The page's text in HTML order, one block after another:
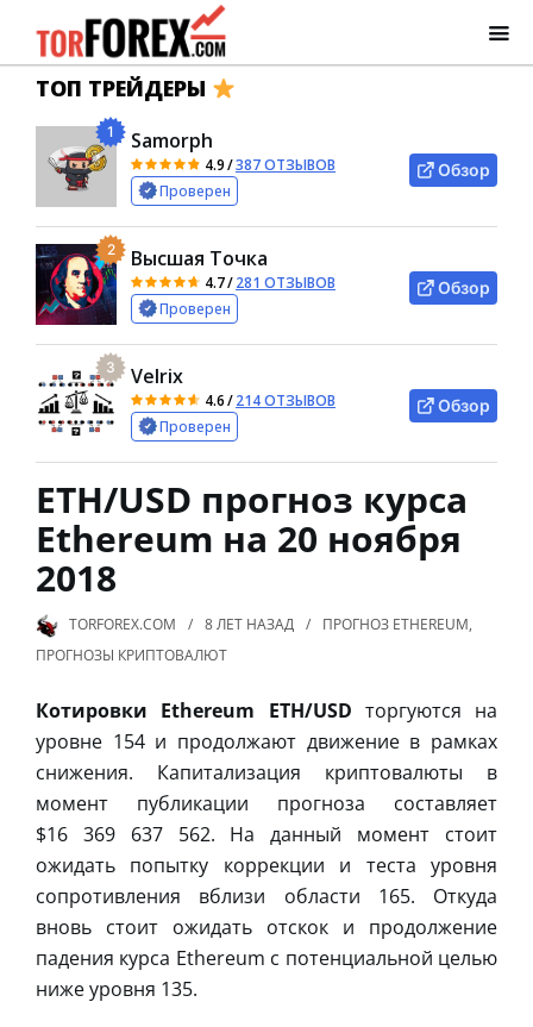
ТОП ТРЕЙДЕРЫ
1 Samorph
4.9/387 ОТЗЫВОВ
Проверен
Обзор
2 Высшая Точка
4.7/281 ОТЗЫВОВ
Проверен
Обзор
3 Velrix
4.6/214 ОТЗЫВОВ
Проверен
Обзор
ETH/USD прогноз курса
Ethereum на 20 ноября
2018
TORFOREX.COM 8 ЛЕТ НАЗАД ПРОГНОЗ ETHEREUM,
ПРОГНОЗЫ КРИПТОВАЛЮТ
Котировки Ethereum ETH/USD торгуются на
уровне 154 и продолжают движение в рамках
снижения. Капитализация криптовалюты в
момент публикации прогноза составляет
$16 369 637 562. На данный момент стоит
ожидать попытку коррекции и теста уровня
сопротивления вблизи области 165. Откуда
вновь стоит ожидать отскок и продолжение
падения курса Ethereum с потенциальной целью
ниже уровня 135.